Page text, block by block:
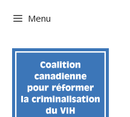
contenu
Menu